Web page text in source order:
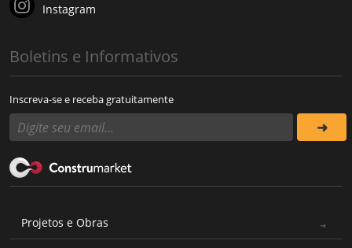
Instagram
Boletins e Informativos
Inscreva-se e receba gratuitamente
Projetos e Obras